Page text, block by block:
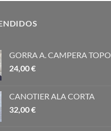
GORRA A. CAMPERA TOPO
24,00€
CANOTIER ALA CORTA
32,00€